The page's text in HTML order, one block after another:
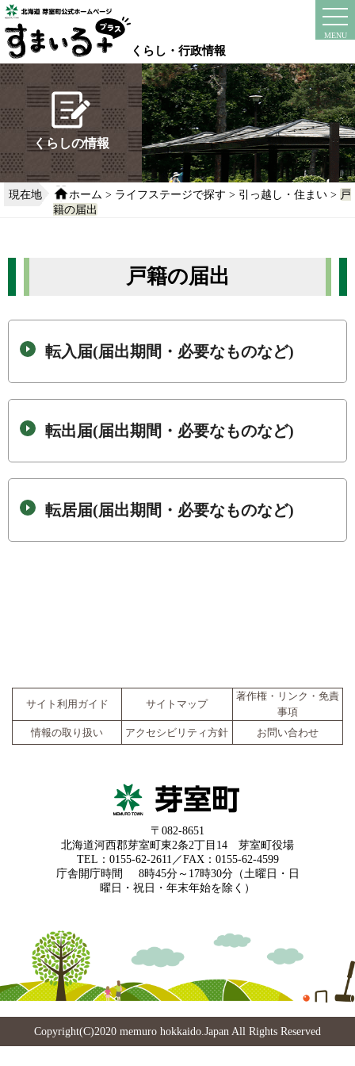
本
文
へ
移
動
る
くらし・行政情報
MENU
instagram
くらしの情報
現在地 ホーム > ライフステージで探す > 引っ越し・住まい> 戸
籍の届出
戸籍の届出
転入届(届出期間・必要なものなど)
転出届(届出期間・必要なものなど)
転居届(届出期間・必要なものなど)
サイト利用ガイド サイトマップ
著作権・リンク・免責
事項
情報の取り扱い
アクセシビリティ方針 お問い合わせ
〒082-8651
北海道河西郡芽室町東2条2丁目14 芽室町役場
TEL：0155-62-2611／FAX：0155-62-4599
庁舎開庁時間
8時45分～17時30分（土曜日・日
曜日・祝日・年末年始を除く）
Copyright(C)2020 memuro hokkaido.Japan All Rights Reserved